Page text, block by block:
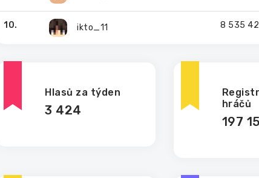
10. ikto_11 8 535
Hlasů za týden
3 424
hráčů
197